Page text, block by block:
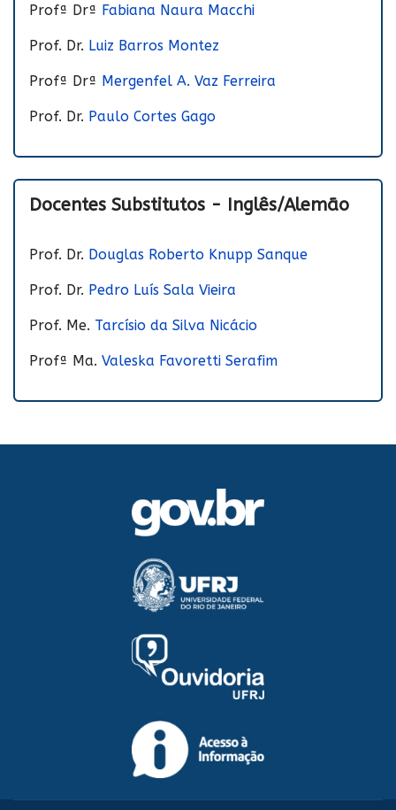
Profª Drª Fabiana Naura Macchi
Prof. Dr. Luiz Barros Montez
Profª Drª Mergenfel A. Vaz Ferreira
Prof. Dr. Paulo Cortes Gago
Docentes Substitutos - Inglês/Alemão
Prof. Dr. Douglas Roberto Knupp Sanque
Prof. Dr. Pedro Luís Sala Vieira
Prof. Me. Tarcísio da Silva Nicácio
Profª Ma. Valeska Favoretti Serafim